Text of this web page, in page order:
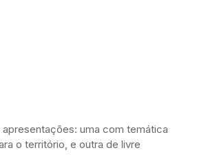
uma com temática
o território, e outra de livre